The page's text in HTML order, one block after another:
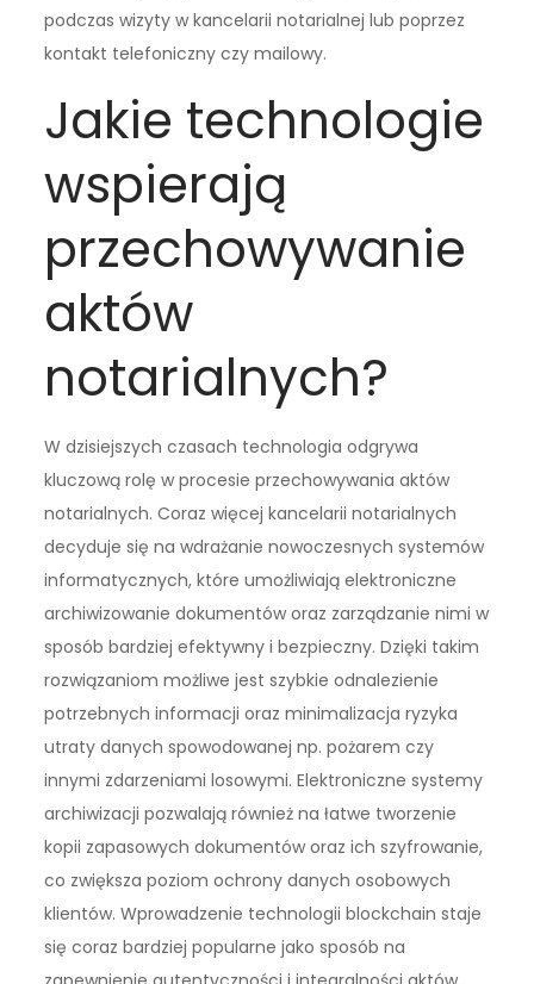
podczas wizyty w kancelarii notarialnej lub poprzez
kontakt telefoniczny czy mailowy.
Jakie technologie
wspierają
przechowywanie
aktów
notarialnych?
W dzisiejszych czasach technologia odgrywa
kluczową rolę w procesie przechowywania aktów
notarialnych. Coraz więcej kancelarii notarialnych
decyduje się na wdrażanie nowoczesnych systemów
informatycznych, które umożliwiają elektroniczne
archiwizowanie dokumentów oraz zarządzanie nimi w
sposób bardziej efektywny i bezpieczny. Dzięki takim
rozwiązaniom możliwe jest szybkie odnalezienie
potrzebnych informacji oraz minimalizacja ryzyka
utraty danych spowodowanej np. pożarem czy
innymi zdarzeniami losowymi. Elektroniczne systemy
archiwizacji pozwalają również na łatwe tworzenie
kopii zapasowych dokumentów oraz ich szyfrowanie,
co zwiększa poziom ochrony danych osobowych
klientów. Wprowadzenie technologii blockchain staje
się coraz bardziej popularne jako sposób na